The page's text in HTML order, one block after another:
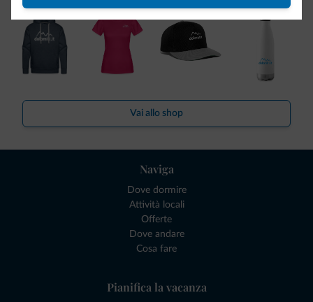
Vai allo shop
Naviga
Dove dormire
Attività locali
Offerte
Dove andare
Cosa fare
Pianifica la vacanza